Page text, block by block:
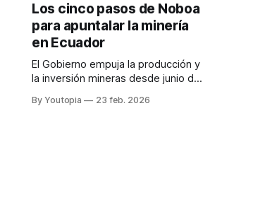
Los cinco pasos de Noboa
para apuntalar la minería
en Ecuador
El Gobierno empuja la producción y
la inversión mineras desde junio de
el primer debate en la Asamblea es
By Youtopia 23 feb. 2026